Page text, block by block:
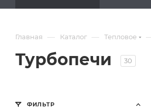
Главная — Каталог — Тепловое
Турбопечи 30
ФИЛЬТР